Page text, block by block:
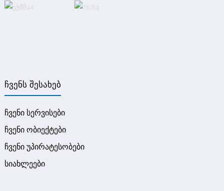
Ჩვენს Შესახებ
ჩვენი სერვისები
ჩვენი ობიექტები
ჩვენი უპირატესობები
სიახლეები